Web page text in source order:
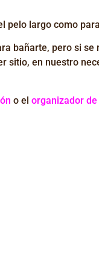
pelo largo como
bañarte, pero si
sitio, en nuestro
o el organizador